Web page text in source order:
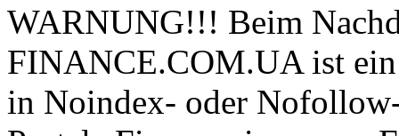
WARNUNG!!! Beim
FINANCE.COM.UA ist
in Noindex- oder